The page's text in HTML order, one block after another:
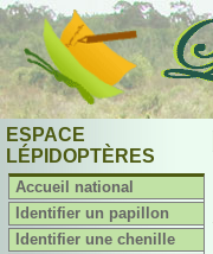
ESPACE
LÉPIDOPTÈRES
Accueil national
Identifier un papillon
Identifier une chenille